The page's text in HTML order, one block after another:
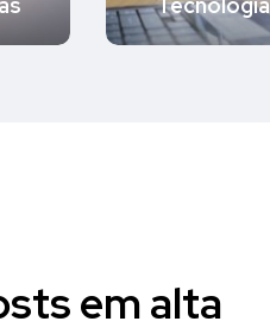
Tecnologia
em alta